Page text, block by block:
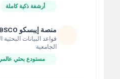
أرشفة ذكية كاملة
منصة إيبسكو EBSCO
قواعد البيانات
الجامعية
مستودع بحثي